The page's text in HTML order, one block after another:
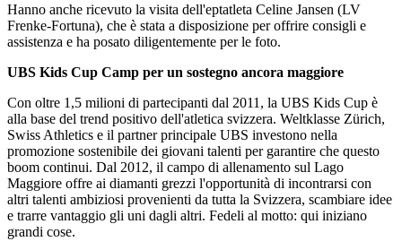
Hanno anche ricevuto la visita dell'eptatleta Celine Jansen (LV
Frenke-Fortuna), che è stata a disposizione per offrire consigli e
assistenza e ha posato diligentemente per le foto.
UBS Kids Cup Camp per un sostegno ancora maggiore
Con oltre 1,5 milioni di partecipanti dal 2011, la UBS Kids Cup è
alla base del trend positivo dell'atletica svizzera. Weltklasse Zürich,
Swiss Athletics e il partner principale UBS investono nella
promozione sostenibile dei giovani talenti per garantire che questo
boom continui. Dal 2012, il campo di allenamento sul Lago
Maggiore offre ai diamanti grezzi l'opportunità di incontrarsi con
altri talenti ambiziosi provenienti da tutta la Svizzera, scambiare idee
e trarre vantaggio gli uni dagli altri. Fedeli al motto: qui iniziano
grandi cose.